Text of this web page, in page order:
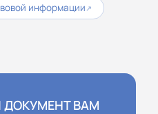
информации ↗
ДОКУМЕНТ ВАМ